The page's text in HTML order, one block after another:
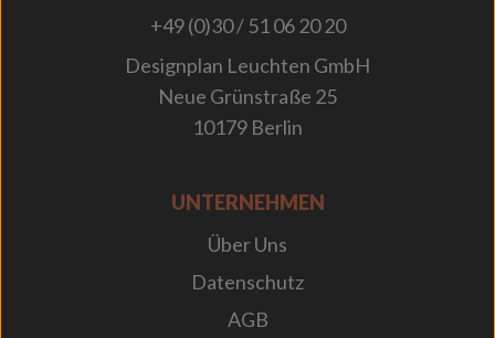
+49 (0)30 / 51 06 20 20
Designplan Leuchten GmbH
Neue Grünstraße 25
10179 Berlin
UNTERNEHMEN
Über Uns
Datenschutz
AGB